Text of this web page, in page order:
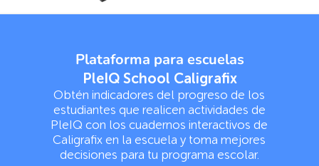
Plataforma para escuelas
PleIQ School Caligrafix
Obtén indicadores del progreso de los
estudiantes que realicen actividades de
PleIQ con los cuadernos interactivos de
Caligrafix en la escuela y toma mejores
decisiones para tu programa escolar.